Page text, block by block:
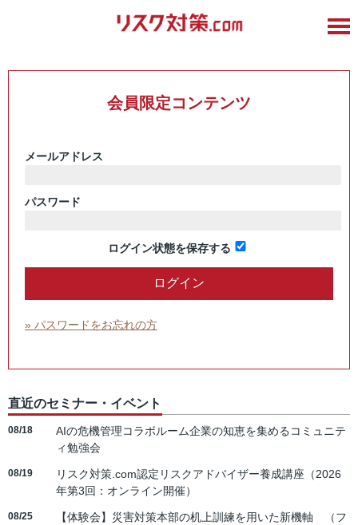
会員限定コンテンツ
メールアドレス
パスワード
ログイン状態を保存する
» パスワードをお忘れの方
直近のセミナー・イベント
08/18
AIの危機管理コラボルーム企業の知恵を集めるコミュニテ
ィ勉強会
08/19
リスク対策.com認定リスクアドバイザー養成講座（2026
年第3回：オンライン開催）
08/25
【体験会】災害対策本部の机上訓練を用いた新機軸 （フ